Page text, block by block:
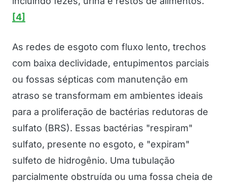
[4]
As redes de esgoto com fluxo lento, trechos
com baixa declividade, entupimentos parciais
ou fossas sépticas com manutenção em
atraso se transformam em ambientes ideais
para a proliferação de bactérias redutoras de
sulfato (BRS). Essas bactérias "respiram"
sulfato, presente no esgoto, e "expiram"
sulfeto de hidrogênio. Uma tubulação
parcialmente obstruída ou uma fossa cheia de